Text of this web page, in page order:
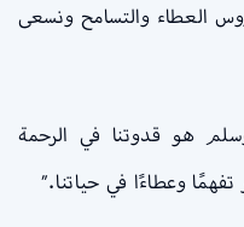
العطاء والتسامح ونسعى
هو قدوتنا في الرحمة
وعطاءًا في حياتنا.”